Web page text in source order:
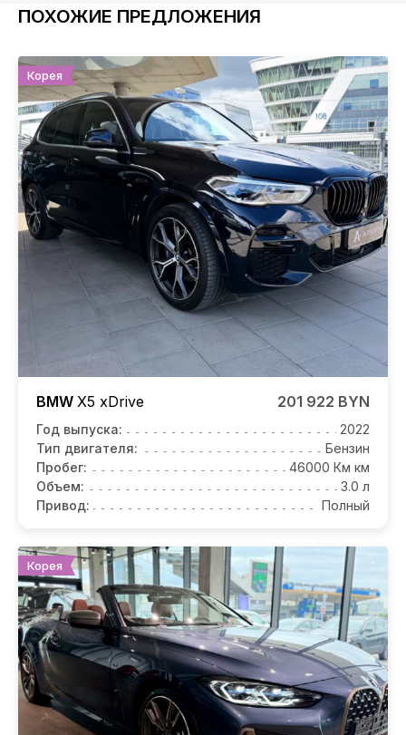
ПОХОЖИЕ ПРЕДЛОЖЕНИЯ
Корея
BMW X5 xDrive 201 922 BYN
Год выпуска:
2022
Тип двигателя:
Бензин
Пробег:
46000 Км км
Объем:
3.0 л
Привод:
Полный
Корея